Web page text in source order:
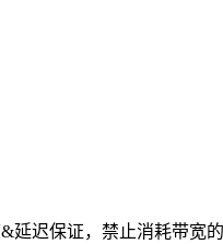
延迟保证，禁止消耗带宽